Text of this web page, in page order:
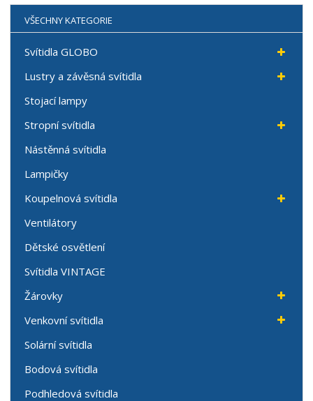
VŠECHNY KATEGORIE
Svítidla GLOBO
Lustry a závěsná svítidla
Stojací lampy
Stropní svítidla
Nástěnná svítidla
Lampičky
Koupelnová svítidla
Ventilátory
Dětské osvětlení
Svítidla VINTAGE
Žárovky
Venkovní svítidla
Solární svítidla
Bodová svítidla
Podhledová svítidla